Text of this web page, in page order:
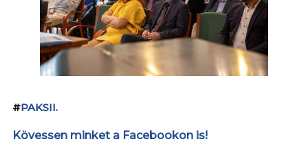
#PAKSII.
Kövessen minket a Facebookon is!